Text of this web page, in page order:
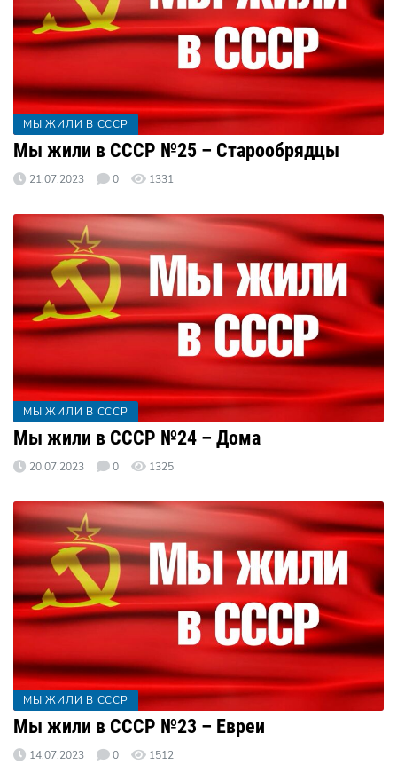
МЫ ЖИЛИ В СССР
Мы жили в СССР №25 – Старообрядцы
21.07.2023 0 1331
МЫ ЖИЛИ В СССР
Мы жили в СССР №24 – Дома
20.07.2023 0 1325
МЫ ЖИЛИ В СССР
Мы жили в СССР №23 – Евреи
14.07.2023 0 1512